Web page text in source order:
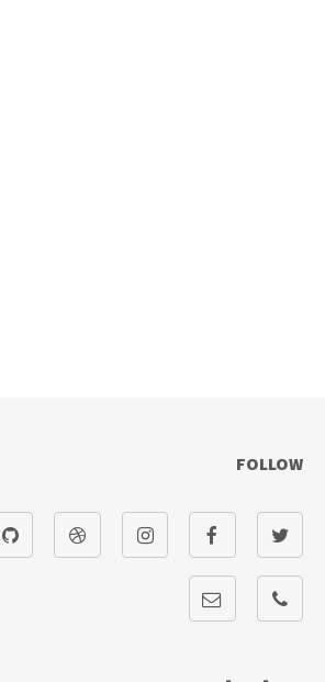
FOLLOW